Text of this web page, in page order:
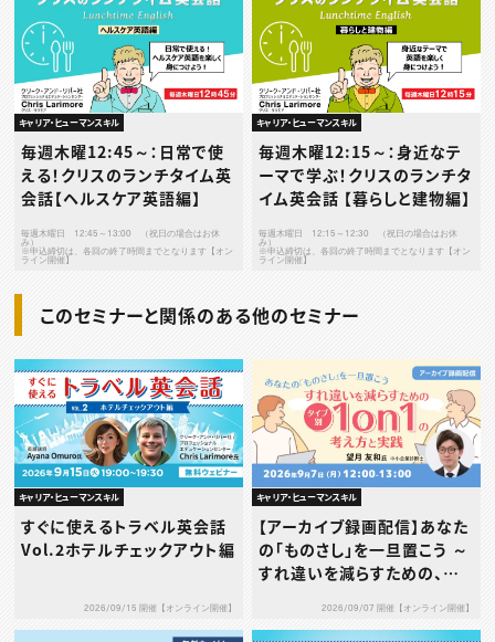
キャリア・ヒューマンスキル
毎週木曜12:45～：日常で使
える！クリスのランチタイム英
会話【ヘルスケア英語編】
毎週木曜日 12:45～13:00 （祝日の場合はお休
み）
※申込締切は、各回の終了時間までとなります【オン
ライン開催】
キャリア・ヒューマンスキル
毎週木曜12:15～：身近なテ
ーマで学ぶ！クリスのランチタ
イム英会話 【暮らしと建物編】
毎週木曜日 12:15～12:30 （祝日の場合はお休
み）
※申込締切は、各回の終了時間までとなります【オン
ライン開催】
このセミナーと関係のある他のセミナー
キャリア・ヒューマンスキル
すぐに使えるトラベル英会話
Vol.2ホテルチェックアウト編
2026/09/15 開催【オンライン開催】
キャリア・ヒューマンスキル
【アーカイブ録画配信】あなた
の「ものさし」を一旦置こう ～
すれ違いを減らすための、タ
2026/09/07 開催【オンライン開催】